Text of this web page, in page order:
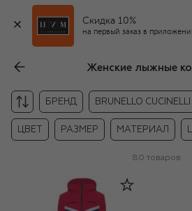
Скидка 10%
на первый заказ в
Женские лыжные
БРЕНД BRUNELLO CUCINELLI
ЦВЕТ РАЗМЕР МАТЕРИАЛ
80 товаров